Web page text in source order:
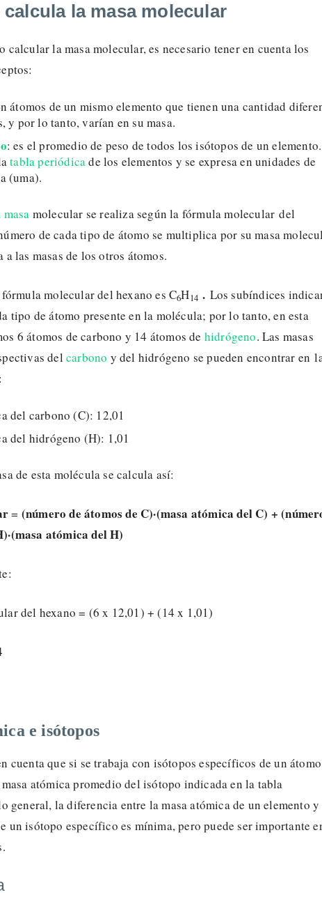
calcula la masa molecular
calcular la masa molecular, es necesario tener en cuenta los
átomos de un mismo elemento que tienen una cantidad
y por lo tanto, varían en su masa.
: es el promedio de peso de todos los isótopos de un elemento.
tabla periódicade los elementos y se expresa en unidades de
(uma).
molecular se realiza según la fórmula molecular del
de cada tipo de átomo se multiplica por su masa
a las masas de los otros átomos.
molecular del hexano es C6H14. Los subíndices
tipo de átomo presente en la molécula; por lo tanto, en esta
6 átomos de carbono y 14 átomos de hidrógeno. Las masas
del carbono y del hidrógeno se pueden encontrar en
del carbono (C): 12,01
del hidrógeno (H): 1,01
de esta molécula se calcula así:
= (número de átomos de C)·(masa atómica del C) +
atómica del H)
del hexano = (6 x 12,01) + (14 x 1,01)
e isótopos
cuenta que si se trabaja con isótopos específicos de un
atómica promedio del isótopo indicada en la tabla
general, la diferencia entre la masa atómica de un elemento
un isótopo específico es mínima, pero puede ser importante